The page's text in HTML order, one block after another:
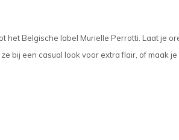
het Belgische label Murielle Perrotti. Laat je
bij een casual look voor extra flair, of maak